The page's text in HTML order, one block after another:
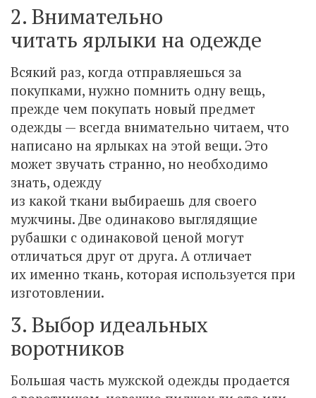
2. Внимательно
читать ярлыки на одежде
Всякий раз, когда отправляешься за
покупками, нужно помнить одну вещь,
прежде чем покупать новый предмет
одежды — всегда внимательно читаем, что
написано на ярлыках на этой вещи. Это
может звучать странно, но необходимо
знать, одежду
из какой ткани выбираешь для своего
мужчины. Две одинаково выглядящие
рубашки с одинаковой ценой могут
отличаться друг от друга. А отличает
их именно ткань, которая используется при
изготовлении.
3. Выбор идеальных
воротников
Большая часть мужской одежды продается